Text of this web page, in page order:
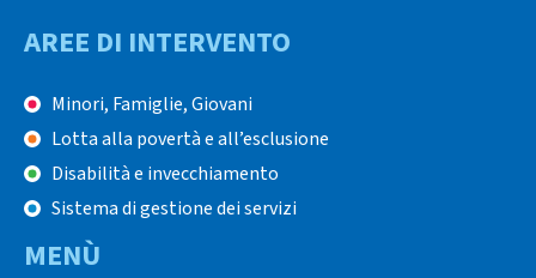
AREE DI INTERVENTO
Minori, Famiglie, Giovani
Lotta alla povertà e all’esclusione
Disabilità e invecchiamento
Sistema di gestione dei servizi
MENÙ